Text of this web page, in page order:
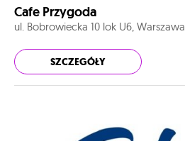
Cafe Przygoda
ul. Bobrowiecka 10 lok U6, Warszawa
SZCZEGÓŁY